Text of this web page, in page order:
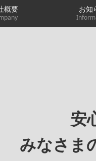
概要 お知
安
みなさま